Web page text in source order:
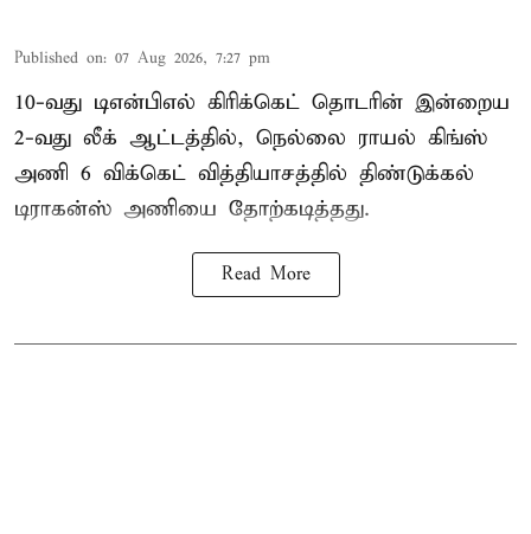
Published on: 07 Aug 2026, 7:27 pm
10-வது டிஎன்பிஎல் கிரிக்கெட் தொடரின் இன்றைய
2-வது லீக் ஆட்டத்தில், நெல்லை ராயல் கிங்ஸ்
அணி 6 விக்கெட் வித்தியாசத்தில் திண்டுக்கல்
டிராகன்ஸ் அணியை தோற்கடித்தது.
Read More